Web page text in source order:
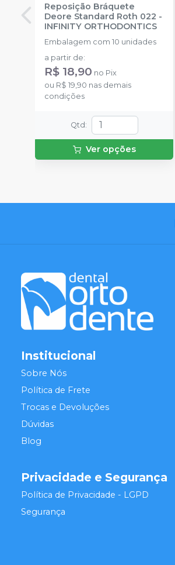
Reposição Bráquete
Deore Standard Roth 022 -
INFINITY ORTHODONTICS
Embalagem com 10 unidades
a partir de:
R$ 18,90 no Pix
ou R$ 19,90 nas demais
condições
Qtd :
Ver opções
Institucional
Sobre Nós
Política de Frete
Trocas e Devoluções
Dúvidas
Blog
Privacidade e Segurança
Política de Privacidade - LGPD
Segurança